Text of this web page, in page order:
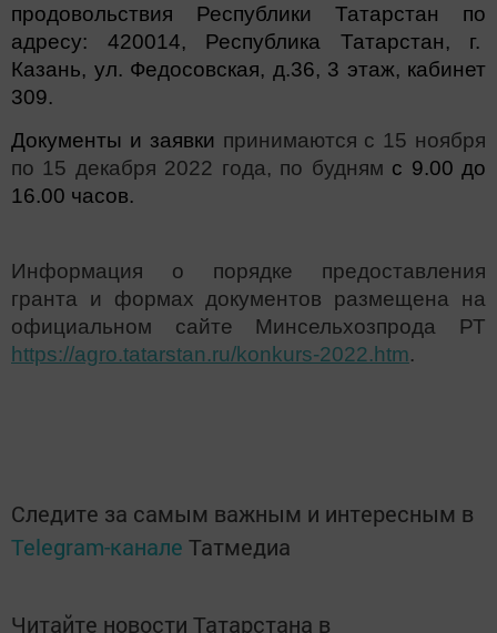
продовольствия Республики Татарстан по
адресу: 420014, Республика Татарстан, г.
Казань, ул. Федосовская, д.36, 3 этаж, кабинет
309.
Документы и заявки принимаются с 15 ноября
по 15 декабря 2022 года, по будням с 9.00 до
16.00 часов.
Информация о порядке предоставления
гранта и формах документов размещена на
официальном сайте Минсельхозпрода РТ
https://agro.tatarstan.ru/konkurs-2022.htm.
Следите за самым важным и интересным в
Telegram-канале Татмедиа
Читайте новости Татарстана в